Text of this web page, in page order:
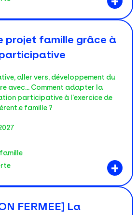
avec... Comment adapter la
participative à l’exercice de
famille ?
+